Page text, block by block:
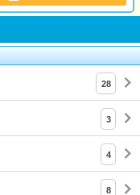
28
3
4
8